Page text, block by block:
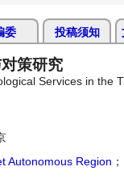
委 投稿须知
策研究
Services in the
Autonomous Region ；